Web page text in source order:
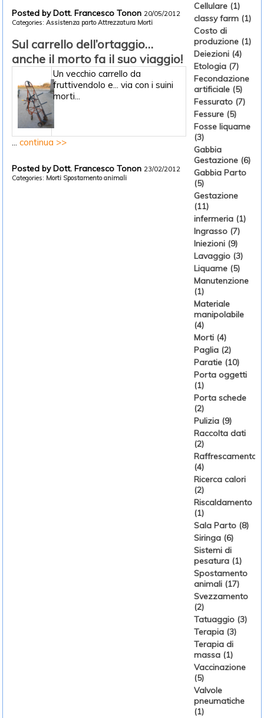
Posted by Dott. Francesco Tonon 20/05/2012
Categories:Assistenza parto Attrezzatura Morti
Sul carrello dell’ortaggio…
anche il morto fa il suo viaggio!
Un vecchio carrello da
fruttivendolo e... via con i suini
morti...
...continua >>
Posted by Dott. Francesco Tonon 23/02/2012
Categories: Morti Spostamento animali
Cellulare (1)
classy farm (1)
Costo di
produzione (1)
Deiezioni (4)
Etologia (7)
Fecondazione
artificiale (5)
Fessurato (7)
Fessure (5)
Fosse liquame
(3)
Gabbia
Gestazione (6)
Gabbia Parto
(5)
Gestazione
(11)
infermeria (1)
Ingrasso (7)
Iniezioni (9)
Lavaggio (3)
Liquame (5)
Manutenzione
(1)
Materiale
manipolabile
(4)
Morti (4)
Paglia (2)
Paratie (10)
Porta oggetti
(1)
Porta schede
(2)
Pulizia (9)
Raccolta dati
(2)
Raffrescamento
(4)
Ricerca calori
(2)
Riscaldamento
(1)
Sala Parto (8)
Siringa (6)
Sistemi di
pesatura (1)
Spostamento
animali (17)
Svezzamento
(2)
Tatuaggio (3)
Terapia (3)
Terapia di
massa (1)
Vaccinazione
(5)
Valvole
pneumatiche
(1)